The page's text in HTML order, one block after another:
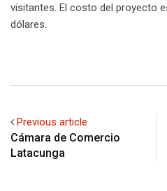
visitantes. El costo del proyecto
dólares.
Previous article
Cámara de Comercio
Latacunga